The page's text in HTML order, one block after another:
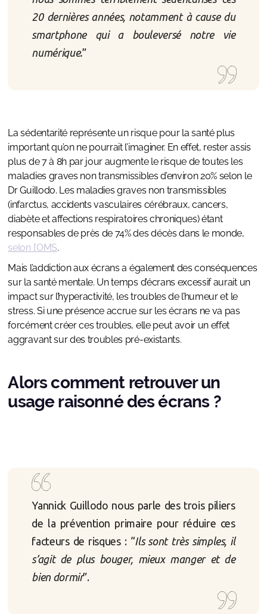
20 dernières années, notamment à cause du
smartphone qui a bouleversé notre vie
numérique.”
La sédentarité représente un risque pour la santé plus
important qu’on ne pourrait l’imaginer. En effet, rester assis
plus de 7 à 8h par jour augmente le risque de toutes les
maladies graves non transmissibles d’environ 20% selon le
Dr Guillodo. Les maladies graves non transmissibles
(infarctus, accidents vasculaires cérébraux, cancers,
diabète et affections respiratoires chroniques) étant
responsables de près de 74% des décès dans le monde,
selon l’OMS.
Mais l’addiction aux écrans a également des conséquences
sur la santé mentale. Un temps d’écrans excessif aurait un
impact sur l’hyperactivité, les troubles de l’humeur et le
stress. Si une présence accrue sur les écrans ne va pas
forcément créer ces troubles, elle peut avoir un effet
aggravant sur des troubles pré-existants.
Alors comment retrouver un
usage raisonné des écrans ?
Yannick Guillodo nous parle des trois piliers
de la prévention primaire pour réduire ces
facteurs de risques : “Ils sont très simples, il
s’agit de plus bouger, mieux manger et de
bien dormir”.